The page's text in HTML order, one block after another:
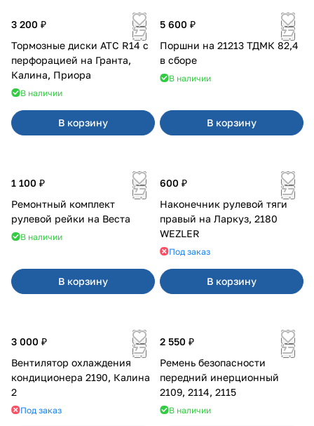
3 200 ₽
Тормозные диски АТС R14 с
перфорацией на Гранта,
Калина, Приора
В наличии
В корзину
5 600 ₽
Поршни на 21213 ТДМК 82,4
в сборе
В наличии
В корзину
1 100 ₽
Ремонтный комплект
рулевой рейки на Веста
В наличии
В корзину
600 ₽
Наконечник рулевой тяги
правый на Ларкуз, 2180
WEZLER
Под заказ
В корзину
3 000 ₽
Вентилятор охлаждения
кондиционера 2190, Калина
2
Под заказ
2 550 ₽
Ремень безопасности
передний инерционный
2109, 2114, 2115
В наличии